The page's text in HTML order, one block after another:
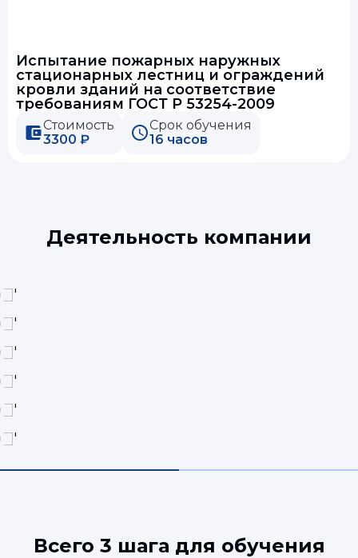
Испытание пожарных наружных
стационарных лестниц и ограждений
кровли зданий на соответствие
требованиям ГОСТ Р 53254-2009
Стоимость
3300 ₽
Срок обучения
16 часов
Деятельность компании
Всего 3 шага для обучения